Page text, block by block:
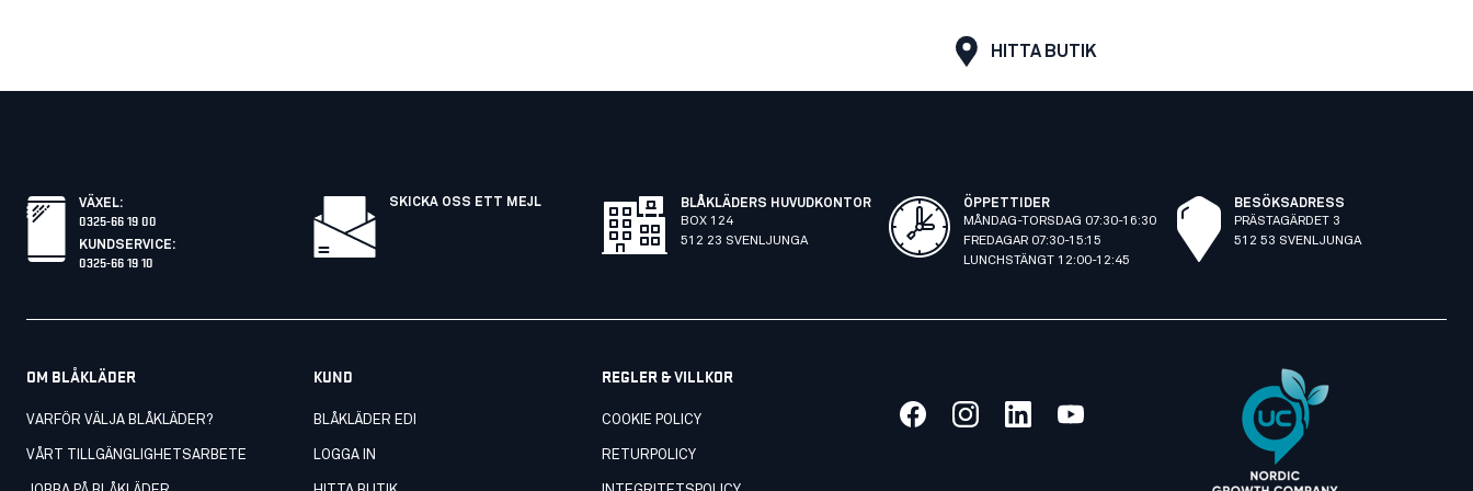
HITTA BUTIK
VÄXEL:
0325-66 19 00
KUNDSERVICE:
0325-66 19 10
SKICKA OSS ETT MEJL
BLÅKLÄDERS HUVUDKONTOR
BOX 124
512 23 SVENLJUNGA
ÖPPETTIDER
MÅNDAG-TORSDAG 07:30-16:30
FREDAGAR 07:30-15:15
LUNCHSTÄNGT 12:00-12:45
BESÖKSADRESS
PRÄSTAGÄRDET 3
512 53 SVENLJUNGA
OM BLÅKLÄDER
VARFÖR VÄLJA BLÅKLÄDER?
VÅRT TILLGÄNGLIGHETSARBETE
KUND
BLÅKLÄDER EDI
LOGGA IN
REGLER & VILLKOR
COOKIE POLICY
RETURPOLICY